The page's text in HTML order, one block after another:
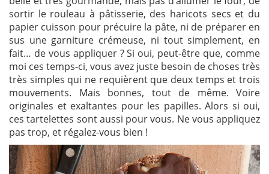
sortir le rouleau à pâtisserie, des haricots secs et du
papier cuisson pour précuire la pâte, ni de préparer en
sus une garniture crémeuse, ni tout simplement, en
fait… de vous appliquer ? Si oui, peut-être que, comme
moi ces temps-ci, vous avez juste besoin de choses très
très simples qui ne requièrent que deux temps et trois
mouvements. Mais bonnes, tout de même. Voire
originales et exaltantes pour les papilles. Alors si oui,
ces tartelettes sont aussi pour vous. Ne vous appliquez
pas trop, et régalez-vous bien !